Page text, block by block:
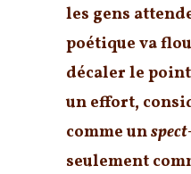
les gens
poétique va
décaler le
un effort,
comme un
seulement